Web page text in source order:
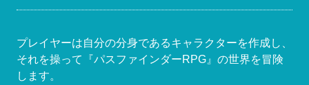
プレイヤーは自分の分身であるキャラクターを作成し、
それを操って『パスファインダーRPG』の世界を冒険
します。